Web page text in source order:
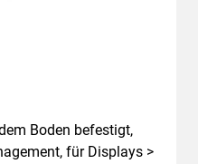
Boden befestigt,
für Displays >